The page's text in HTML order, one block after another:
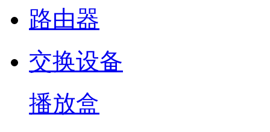
路由器
交换设备
播放盒